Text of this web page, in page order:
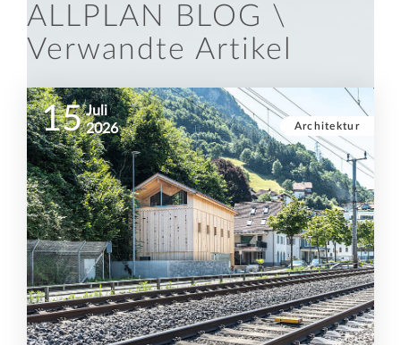
ALLPLAN BLOG \
Verwandte Artikel
Architektur
15 Juli
2026